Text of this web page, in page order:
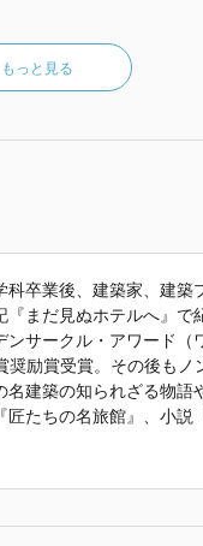
もっと見る
卒業後、建築家、建築
まだ見ぬホテルへ』で
サークル・アワード（
励賞受賞。その後もノ
建築の知られざる物語
たちの名旅館』、小説